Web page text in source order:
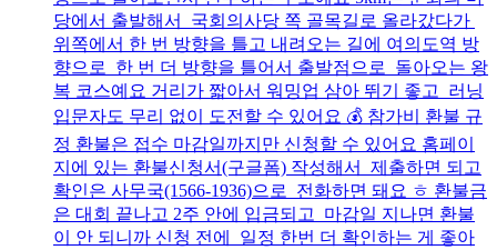
당에서 출발해서 국회의사당 쪽 골목길로 올라갔다가
위쪽에서 한 번 방향을 틀고 내려오는 길에 여의도역 방
향으로 한 번 더 방향을 틀어서 출발점으로 돌아오는 왕
복 코스예요 거리가 짧아서 워밍업 삼아 뛰기 좋고 러닝
입문자도 무리 없이 도전할 수 있어요 💰 참가비 환불 규
정 환불은 접수 마감일까지만 신청할 수 있어요 홈페이
지에 있는 환불신청서(구글폼) 작성해서 제출하면 되고
확인은 사무국(1566-1936)으로 전화하면 돼요 ㅎ 환불금
은 대회 끝나고 2주 안에 입금되고 마감일 지나면 환불
이 안 되니까 신청 전에 일정 한번 더 확인하는 게 좋아